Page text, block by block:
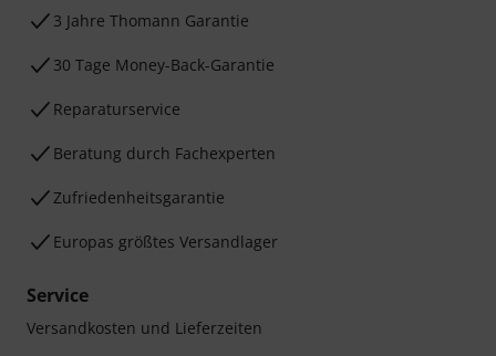
3 Jahre Thomann Garantie
30 Tage Money-Back-Garantie
Reparaturservice
Beratung durch Fachexperten
Zufriedenheitsgarantie
Europas größtes Versandlager
Service
Versandkosten und Lieferzeiten